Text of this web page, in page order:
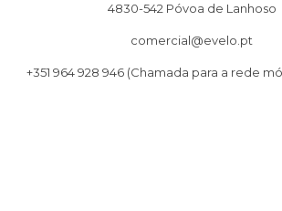
4830-542 Póvoa de Lanhoso
comercial@evelo.pt
+351 964 928 946 (Chamada para a rede